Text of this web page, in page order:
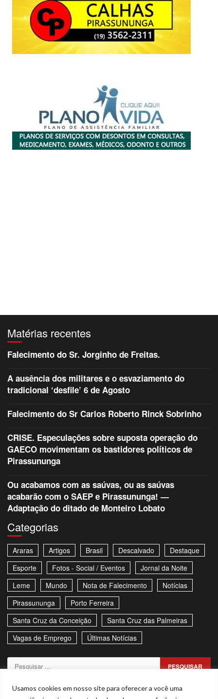
Usamos cookies em nosso site para oferecer a você uma
Matérias recentes
Falecimento do Sr. Jorginho de Freitas.
A ausência dos militares e o esvaziamento do
tradicional ‘desfile’ 6 de Agosto
Falecimento do Sr Carlos Roberto Rinck Sobrinho
CRISE. Especulações sobre suposta operação do
GAECO movimentam os bastidores políticos de
Pirassununga
Ou acabamos com as saúvas, ou as saúvas
acabarão com o SAEP e Pirassununga! —
Adaptação do ditado de Monteiro Lobato
Categorias
Araras Artigos Brasil Descalvado
Destaque
Esporte
Fotos - Social / Eventos
Jornal da Noite
Leme
Mundo Nota de Falecimento
Notícias
Pirassununga
Porto Ferreira
Santa Cruz da Conceição
Santa Cruz das Palmeiras
Vagas de Emprego
Últimas Notícias
Pesquisar
Sitemap Política de Privacidade Contato